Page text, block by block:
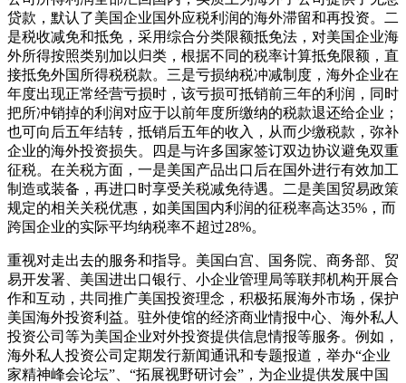
贷款，默认了美国企业国外应税利润的海外滞留和再投资。二
是税收减免和抵免，采用综合分类限额抵免法，对美国企业海
外所得按照类别加以归类，根据不同的税率计算抵免限额，直
接抵免外国所得税税款。三是亏损纳税冲减制度，海外企业在
年度出现正常经营亏损时，该亏损可抵销前三年的利润，同时
把所冲销掉的利润对应于以前年度所缴纳的税款退还给企业；
也可向后五年结转，抵销后五年的收入，从而少缴税款，弥补
企业的海外投资损失。四是与许多国家签订双边协议避免双重
征税。在关税方面，一是美国产品出口后在国外进行有效加工
制造或装备，再进口时享受关税减免待遇。二是美国贸易政策
规定的相关关税优惠，如美国国内利润的征税率高达35%，而
跨国企业的实际平均纳税率不超过28%。
重视对走出去的服务和指导。美国白宫、国务院、商务部、贸
易开发署、美国进出口银行、小企业管理局等联邦机构开展合
作和互动，共同推广美国投资理念，积极拓展海外市场，保护
美国海外投资利益。驻外使馆的经济商业情报中心、海外私人
投资公司等为美国企业对外投资提供信息情报等服务。例如，
海外私人投资公司定期发行新闻通讯和专题报道，举办“企业
家精神峰会论坛”、“拓展视野研讨会”，为企业提供发展中国